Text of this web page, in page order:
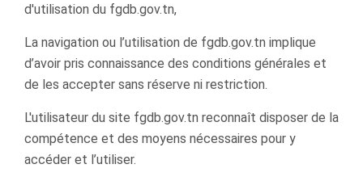
d'utilisation du fgdb.gov.tn,
La navigation ou l’utilisation de fgdb.gov.tn implique
d’avoir pris connaissance des conditions générales et
de les accepter sans réserve ni restriction.
L'utilisateur du site fgdb.gov.tn reconnaît disposer de la
compétence et des moyens nécessaires pour y
accéder et l’utiliser.